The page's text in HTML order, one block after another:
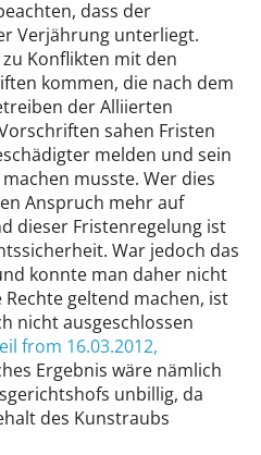
dass der
Verjährung unterliegt.
Konflikten mit den
kommen, die nach dem
der Alliierten
sahen Fristen
melden und sein
musste. Wer dies
Anspruch mehr auf
dieser Fristenregelung ist
War jedoch das
konnte man daher nicht
geltend machen, ist
nicht ausgeschlossen
from 16.03.2012,
Ergebnis wäre nämlich
unbillig, da
des Kunstraubs